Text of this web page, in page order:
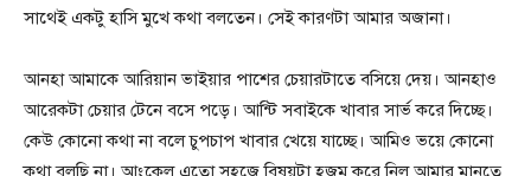
সাথেই একটু হাসি মুখে কথা বলতেন। সেই কারণটা আমার অজানা।
আনহা আমাকে আরিয়ান ভাইয়ার পাশের চেয়ারটাতে বসিয়ে দেয়। আনহাও
আরেকটা চেয়ার টেনে বসে পড়ে। আন্টি সবাইকে খাবার সার্ভ করে দিচ্ছে।
কেউ কোনো কথা না বলে চুপচাপ খাবার খেয়ে যাচ্ছে। আমিও ভয়ে কোনো
কথা বলছি না। আংকেল এতো সহজে বিষয়টা হজম করে নিল আমার মানতে